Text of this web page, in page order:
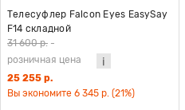
Телесуфлер Falcon Eyes EasySay
F14 складной
31 600 р. -
розничная цена
25 255 р.
Вы экономите 6 345 р. (21%)